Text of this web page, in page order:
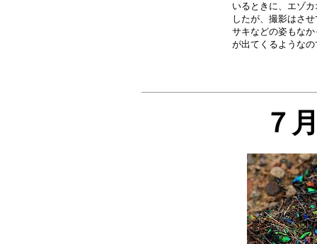
いるときに、エゾ
したが、撮影はさ
サキなどの姿もな
７